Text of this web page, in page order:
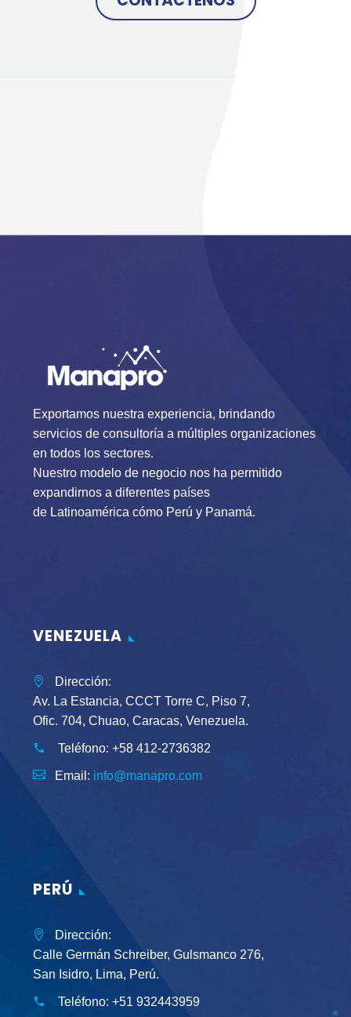
Exportamos nuestra experiencia, brindando
servicios de consultoría a múltiples organizaciones
en todos los sectores.
Nuestro modelo de negocio nos ha permitido
expandirnos a diferentes países
de Latinoamérica cómo Perú y Panamá.
VENEZUELA
Dirección:
Av. La Estancia, CCCT Torre C, Piso 7,
Ofic. 704, Chuao, Caracas, Venezuela.
Teléfono: +58 412-2736382
Email: info@manapro.com
PERÚ
Dirección:
Calle Germán Schreiber, Gulsmanco 276,
San Isidro, Lima, Perú.
Teléfono: +51 932443959